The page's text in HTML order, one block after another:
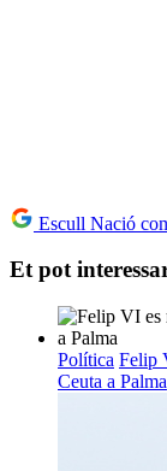
Escull Nació
Et pot
Política Felip
Ceuta a Palma